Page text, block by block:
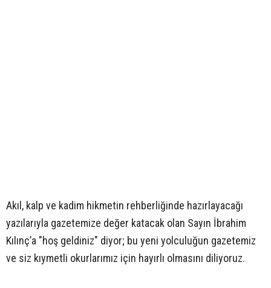
Akıl, kalp ve kadim hikmetin rehberliğinde hazırlayacağı
yazılarıyla gazetemize değer katacak olan Sayın İbrahim
Kılınç’a "hoş geldiniz" diyor; bu yeni yolculuğun gazetemiz
ve siz kıymetli okurlarımız için hayırlı olmasını diliyoruz.